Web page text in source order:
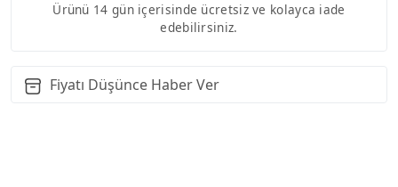
Ürünü 14 gün içerisinde ücretsiz ve kolayca iade
edebilirsiniz.
Fiyatı Düşünce Haber Ver